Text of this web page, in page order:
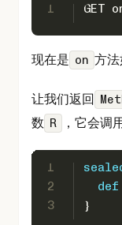
1 GET
现在是 on 方法
让我们返回
数 R ，它会调
1
2
3
def
}